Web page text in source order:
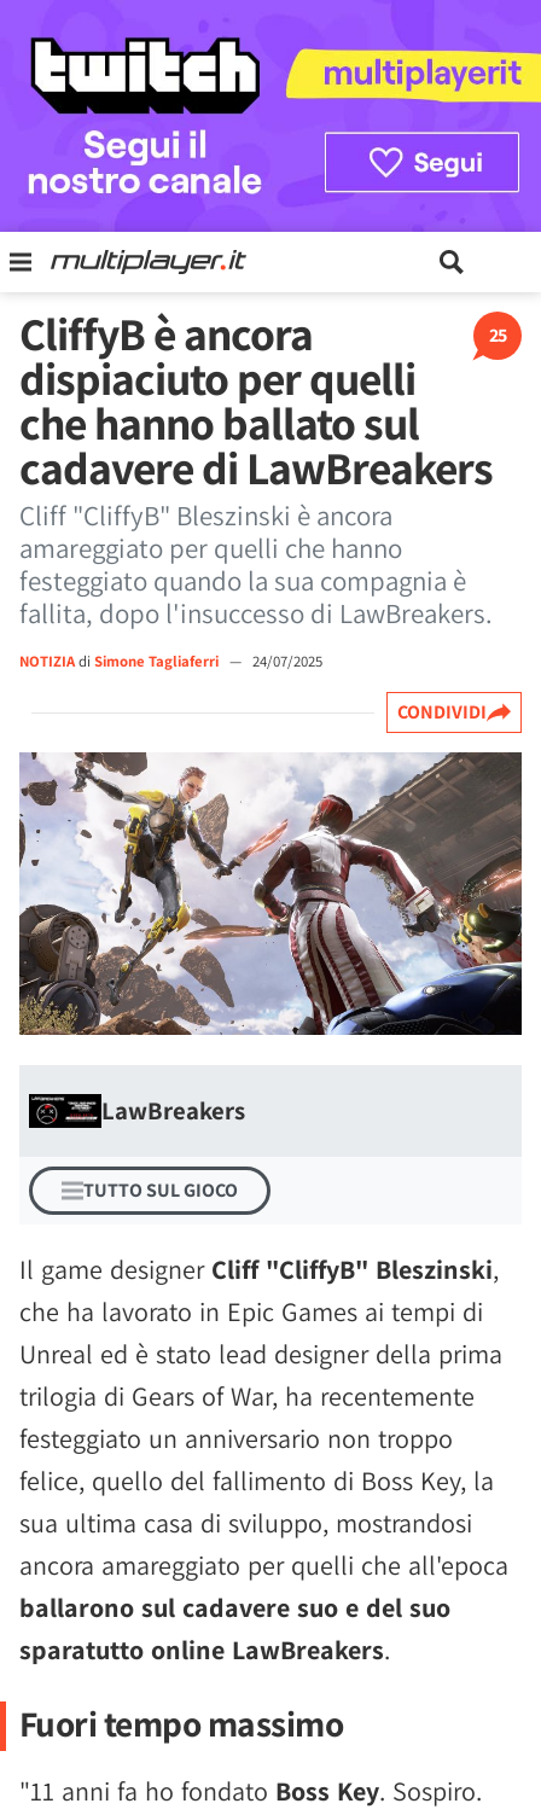
25
CliffyB è ancora
dispiaciuto per quelli
che hanno ballato sul
cadavere di LawBreakers
Cliff "CliffyB" Bleszinski è ancora
amareggiato per quelli che hanno
festeggiato quando la sua compagnia è
fallita, dopo l'insuccesso di LawBreakers.
NOTIZIAdi Simone Tagliaferri — 24/07/2025
CONDIVIDI
LawBreakers
TUTTO SUL GIOCO
Il game designer Cliff "CliffyB" Bleszinski,
che ha lavorato in Epic Games ai tempi di
Unreal ed è stato lead designer della prima
trilogia di Gears of War, ha recentemente
festeggiato un anniversario non troppo
felice, quello del fallimento di Boss Key, la
sua ultima casa di sviluppo, mostrandosi
ancora amareggiato per quelli che all'epoca
ballarono sul cadavere suo e del suo
sparatutto online LawBreakers.
Fuori tempo massimo
"11 anni fa ho fondato Boss Key. Sospiro.